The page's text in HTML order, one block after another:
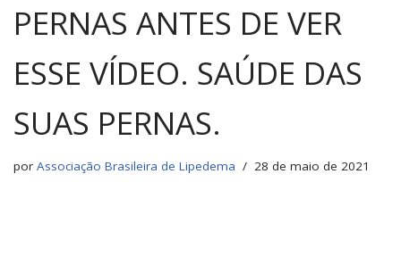
PERNAS ANTES DE VER
ESSE VÍDEO. SAÚDE DAS
SUAS PERNAS.
por Associação Brasileira de Lipedema 28 de maio de 2021